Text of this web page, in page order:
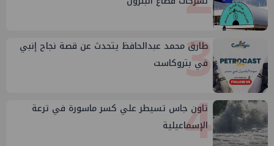
3
طارق محمد عبدالحافظ يتحدث عن قصة نجاح إنبي
في بتروكاست
4
تاون جاس تسيطر علي كسر ماسورة في ترعة
الإسماعيلية